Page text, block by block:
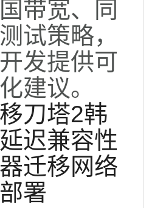
带宽、同
试策略，
发提供可
建议。
刀塔2韩
延迟兼容性
迁移网络
署